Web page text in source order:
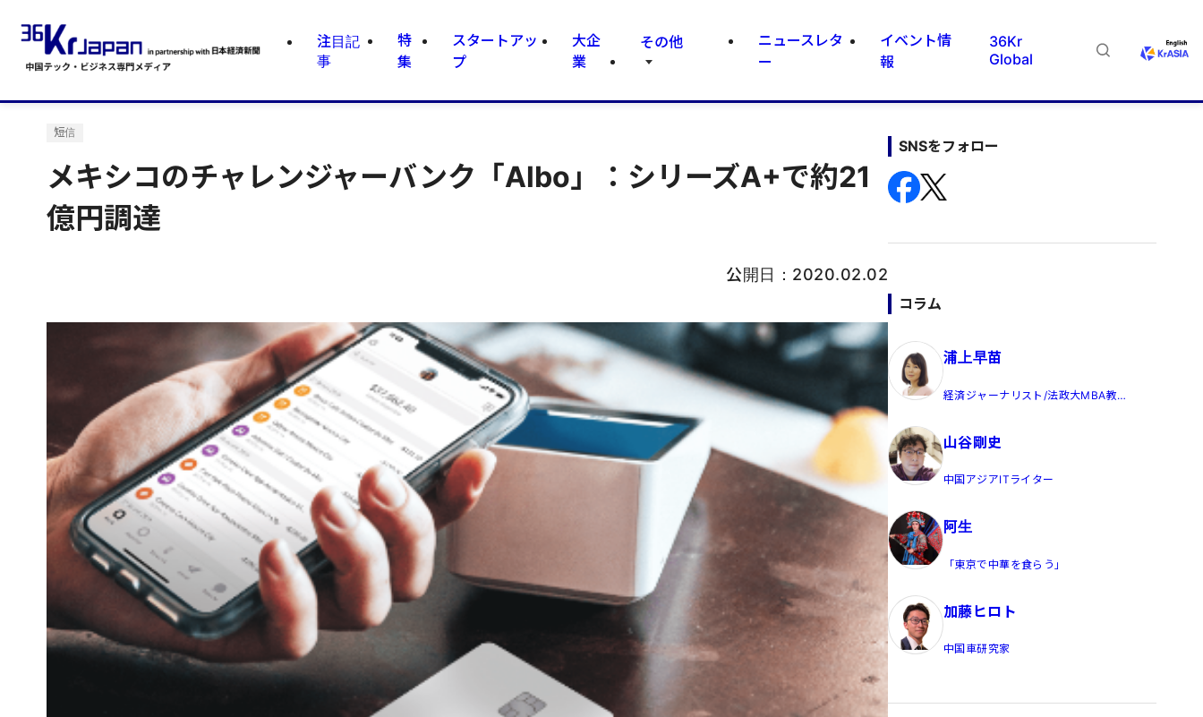
注目記
事
特
集
スタートアッ
プ
大企
業
その他
ニュースレタ
ー
イベント情
報
36Kr
Global
短信
メキシコのチャレンジャーバンク「Albo」：シリーズA+で約21
億円調達
公開日： 2020.02.02
SNSをフォロー
コラム
浦上早苗
経済ジャーナリスト/法政大MBA教
山谷剛史
中国アジアITライター
阿生
「東京で中華を食らう」
加藤ヒロト
中国車研究家